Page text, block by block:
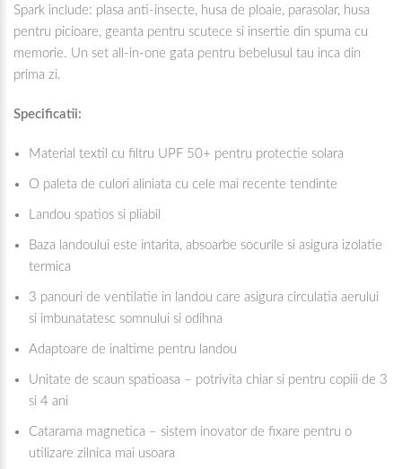
Spark include: plasa anti-insecte, husa de ploaie, parasolar, husa
pentru picioare, geanta pentru scutece si insertie din spuma cu
memorie. Un set all-in-one gata pentru bebelusul tau inca din
prima zi.
Specificatii:
Material textil cu filtru UPF 50+ pentru protectie solara
O paleta de culori aliniata cu cele mai recente tendinte
Landou spatios si pliabil
Baza landoului este intarita, absoarbe socurile si asigura izolatie
termica
3 panouri de ventilatie in landou care asigura circulatia aerului
si imbunatatesc somnului si odihna
Adaptoare de inaltime pentru landou
Unitate de scaun spatioasa – potrivita chiar si pentru copiii de 3
si 4 ani
Catarama magnetica – sistem inovator de fixare pentru o
utilizare zilnica mai usoara